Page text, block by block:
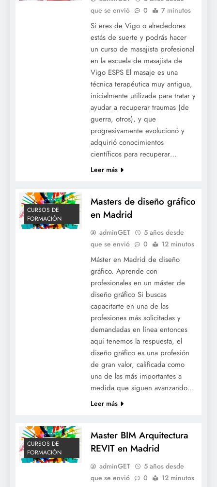
que se envió
0 7 minutos
Si eres de Vigo o alrededores
estás de suerte y podrás hacer
un curso de masajista profesional
en la escuela de masajista de
Vigo ESPS El masaje es una
técnica terapéutica muy antigua,
inicialmente utilizada para tratar y
ayudar a recuperar traumas (de
guerra, otros), y que
progresivamente evolucionó y
adquirió conocimientos
científicos para recuperar…
Leer más
CURSOS DE
FORMACIÓN
Masters de diseño gráfico
en Madrid
adminGET
5 años desde
que se envió
0 12 minutos
Máster en Madrid de diseño
gráfico. Aprende con
profesionales en un máster de
diseño gráfico Si buscas
capacitarte en una de las
profesiones más solicitadas y
demandadas en línea entonces
aquí tenemos la respuesta, el
diseño gráfico es una profesión
de gran valor, calificada como
una de las más importantes a
medida que siguen avanzando…
Leer más
CURSOS DE
FORMACIÓN
Master BIM Arquitectura
REVIT en Madrid
adminGET
5 años desde
que se envió
0 12 minutos